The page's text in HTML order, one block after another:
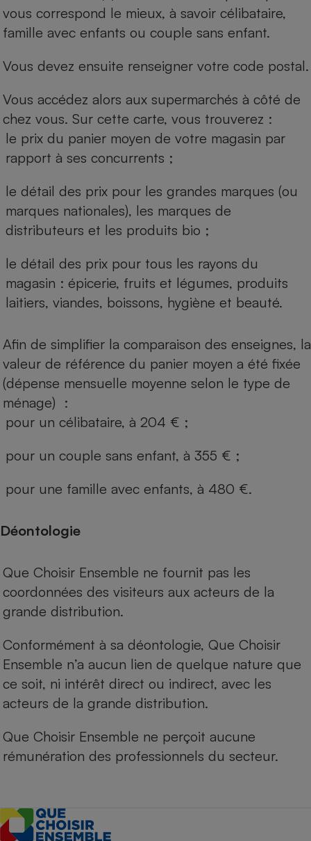
vous correspond le mieux, à savoir célibataire,
famille avec enfants ou couple sans enfant.
Vous devez ensuite renseigner votre code postal.
Vous accédez alors aux supermarchés à côté de
chez vous. Sur cette carte, vous trouverez :
le prix du panier moyen de votre magasin par
rapport à ses concurrents ;
le détail des prix pour les grandes marques (ou
marques nationales), les marques de
distributeurs et les produits bio ;
le détail des prix pour tous les rayons du
magasin : épicerie, fruits et légumes, produits
laitiers, viandes, boissons, hygiène et beauté.
Afin de simplifier la comparaison des enseignes, la
valeur de référence du panier moyen a été fixée
(dépense mensuelle moyenne selon le type de
ménage) :
pour un célibataire, à 204 € ;
pour un couple sans enfant, à 355 € ;
pour une famille avec enfants, à 480 €.
Déontologie
Que Choisir Ensemble ne fournit pas les
coordonnées des visiteurs aux acteurs de la
grande distribution.
Conformément à sa déontologie, Que Choisir
Ensemble n’a aucun lien de quelque nature que
ce soit, ni intérêt direct ou indirect, avec les
acteurs de la grande distribution.
Que Choisir Ensemble ne perçoit aucune
rémunération des professionnels du secteur.